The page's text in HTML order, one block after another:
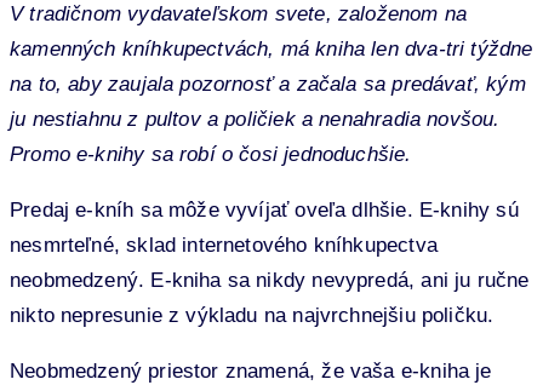
V tradičnom vydavateľskom svete, založenom na
kamenných kníhkupectvách, má kniha len dva-tri týždne
na to, aby zaujala pozornosť a začala sa predávať, kým
ju nestiahnu z pultov a poličiek a nenahradia novšou.
Promo e-knihy sa robí o čosi jednoduchšie.
Predaj e-kníh sa môže vyvíjať oveľa dlhšie. E-knihy sú
nesmrteľné, sklad internetového kníhkupectva
neobmedzený. E-kniha sa nikdy nevypredá, ani ju ručne
nikto nepresunie z výkladu na najvrchnejšiu poličku.
Neobmedzený priestor znamená, že vaša e-kniha je